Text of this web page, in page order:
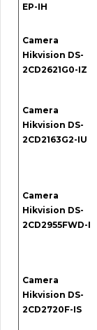
EP-IH
Camera
Hikvision DS-
2CD2621G0-IZ
Camera
Hikvision DS-
2CD2163G2-IU
Camera
Hikvision DS-
2CD2955FWD-I
Camera
Hikvision DS-
2CD2720F-IS